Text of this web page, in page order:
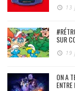
13
SUR
19
ON A